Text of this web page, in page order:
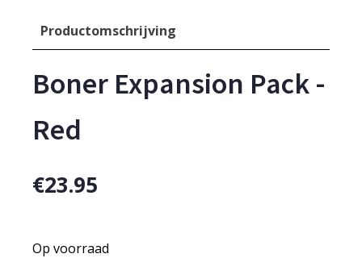
Productomschrijving
Boner Expansion Pack -
Red
€23.95
Op voorraad